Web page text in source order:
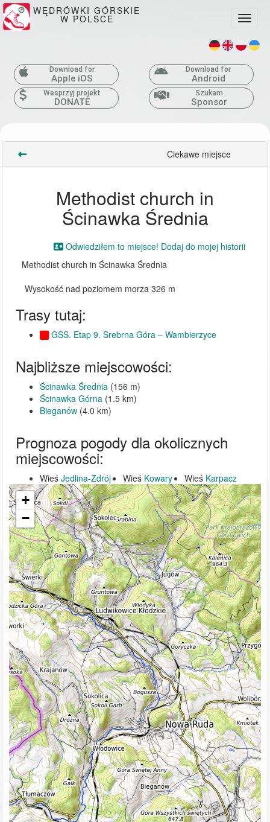
WĘDRÓWKI GÓRSKIE
W POLSCE
Download for
Apple iOS
Download for
Android
Wesprzyj projekt
DONATE
Szukam
Sponsor
Ciekawe miejsce
Methodist church in
Ścinawka Średnia
Odwiedziłem to miejsce! Dodaj do mojej historii
Methodist church in Ścinawka Średnia
Wysokość nad poziomem morza 326 m
Trasy tutaj:
GSS. Etap 9. Srebrna Góra – Wambierzyce
Najbliższe miejscowości:
Ścinawka Średnia (156 m)
Ścinawka Górna (1.5 km)
Bieganów (4.0 km)
Prognoza pogody dla okolicznych
miejscowości:
Wieś Jedlina-Zdrój Wieś Kowary Wieś Karpacz
+
−